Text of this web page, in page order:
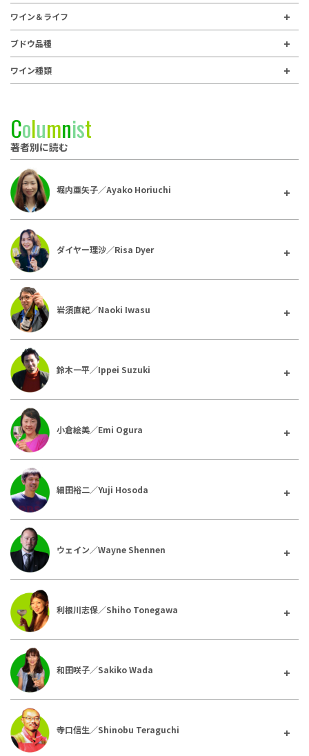
ワイン＆ライフ
ブドウ品種
ワイン種類
Columnist
著者別に読む
堀内亜矢子／Ayako Horiuchi
ダイヤー理沙／Risa Dyer
岩須直紀／Naoki Iwasu
鈴木一平／Ippei Suzuki
小倉絵美／Emi Ogura
細田裕二／Yuji Hosoda
ウェイン／Wayne Shennen
利根川志保／Shiho Tonegawa
和田咲子／Sakiko Wada
寺口信生／Shinobu Teraguchi